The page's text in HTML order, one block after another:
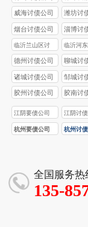
债公司
威海讨债公司 潍坊讨
烟台讨债公司 淄博讨
临沂兰山区讨
债公司
临沂河
债公司
德州讨债公司 聊城讨
诸城讨债公司 邹城讨
胶州讨债公司 胶南讨
江阴要债公司 江阴讨债
杭州要债公司
难题
杭州讨
纠纷
全国服务热
135-